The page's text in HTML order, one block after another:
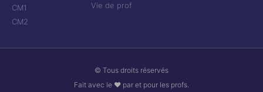
CM1
CM2
Vie de prof
© Tous droits réservés
Fait avec le ❤ par et pour les profs.